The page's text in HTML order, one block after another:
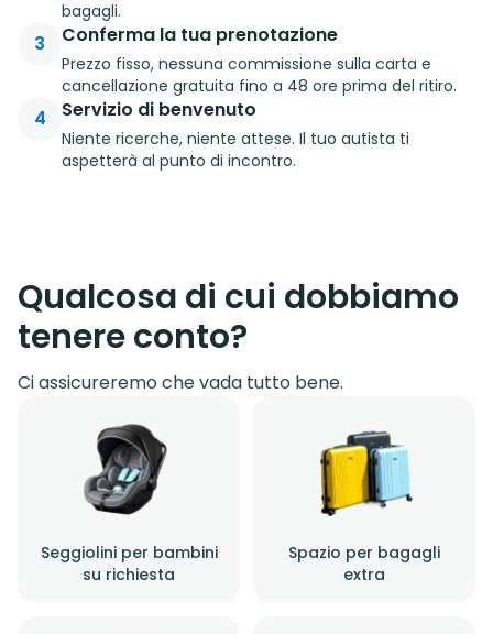
bagagli.
3 Conferma la tua prenotazione
Prezzo fisso, nessuna commissione sulla carta e
cancellazione gratuita fino a 48 ore prima del ritiro.
4 Servizio di benvenuto
Niente ricerche, niente attese. Il tuo autista ti
aspetterà al punto di incontro.
Qualcosa di cui dobbiamo
tenere conto?
Ci assicureremo che vada tutto bene.
Seggiolini per bambini
su richiesta
Spazio per bagagli
extra